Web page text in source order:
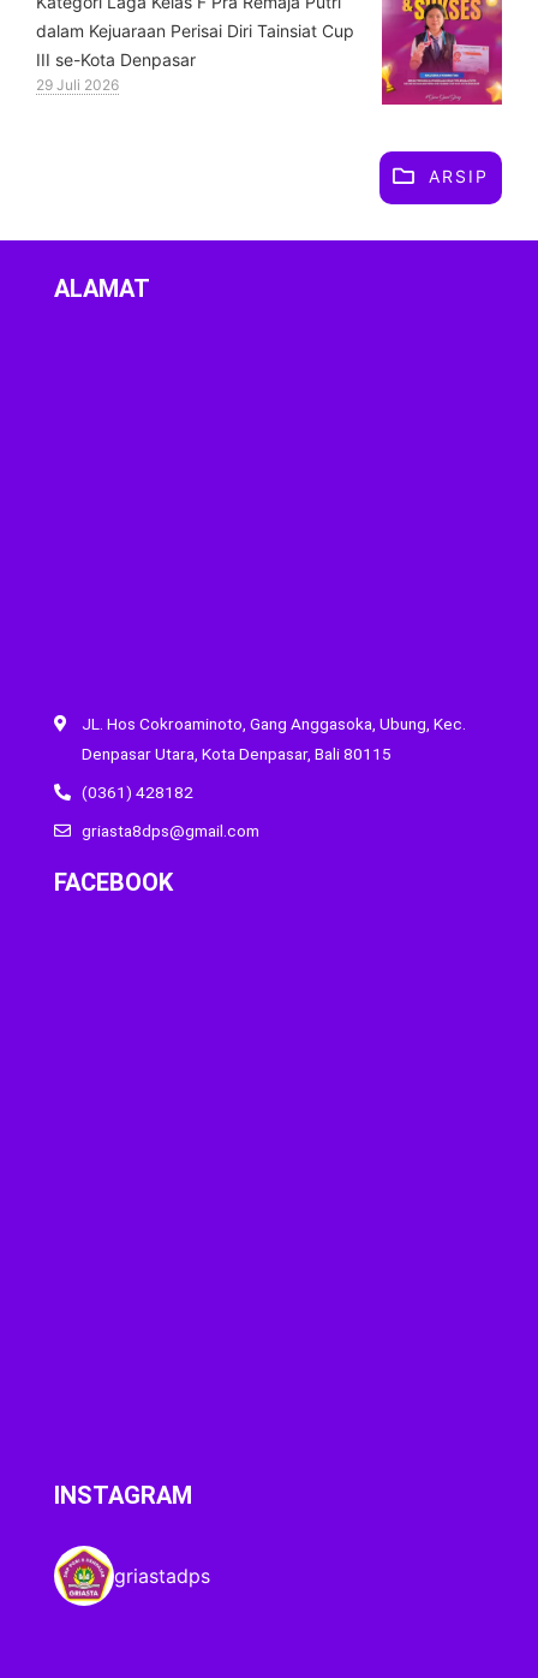
dalam Kejuaraan Perisai Diri Tainsiat Cup
III se-Kota Denpasar
29 Juli 2026
ARSIP
ALAMAT
JL. Hos Cokroaminoto, Gang Anggasoka, Ubung, Kec.
Denpasar Utara, Kota Denpasar, Bali 80115
(0361) 428182
griasta8dps@gmail.com
FACEBOOK
INSTAGRAM
griastadps